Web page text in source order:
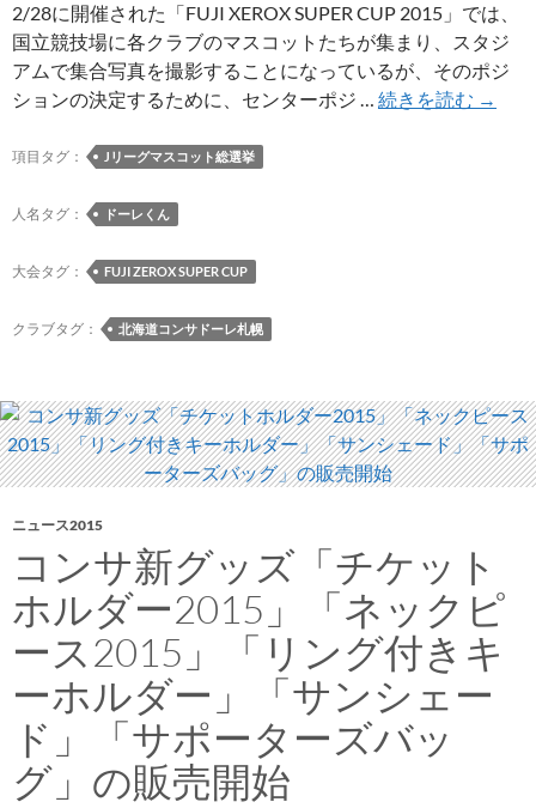
2/28に開催された「FUJI XEROX SUPER CUP 2015」では、
国立競技場に各クラブのマスコットたちが集まり、スタジ
アムで集合写真を撮影することになっているが、そのポジ
ションの決定するために、センターポジ … 続きを読む 2015
ジ
シ
ョ
奪！
3
回
J
リ
→
項目タグ： Jリーグマスコット総選挙
人名タグ： ドーレくん
大会タグ： FUJI ZEROX SUPER CUP
クラブタグ： 北海道コンサドーレ札幌
ニュース2015
コンサ新グッズ「チケット
ホルダー2015」「ネックピ
ース2015」「リング付きキ
ーホルダー」「サンシェー
ド」「サポーターズバッ
グ」の販売開始